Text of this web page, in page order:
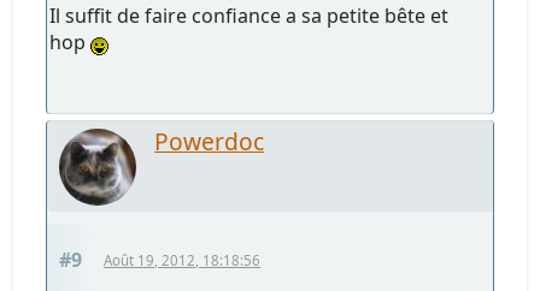
Il suffit de faire confiance a sa petite bête et
hop
Powerdoc
#9 Août 19, 2012, 18:18:56